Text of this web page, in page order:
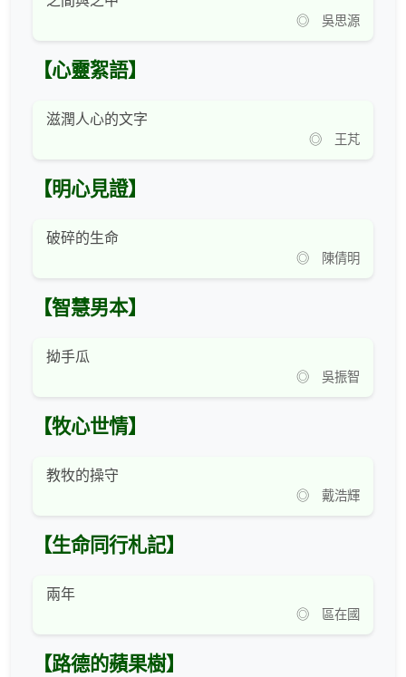
◎ 吳思源
【心靈絮語】
滋潤人心的文字
◎ 王芃
【明心見證】
破碎的生命
◎ 陳倩明
【智慧男本】
拗手瓜
◎ 吳振智
【牧心世情】
教牧的操守
◎ 戴浩輝
【生命同行札記】
兩年
◎ 區在國
【路德的蘋果樹】